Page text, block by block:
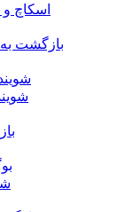
اسکاچ
بازگشت به